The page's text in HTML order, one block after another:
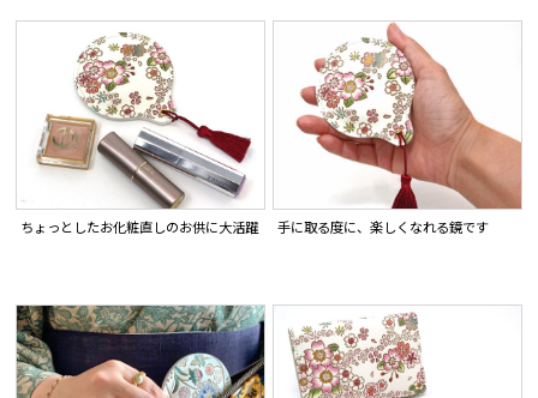
ちょっとしたお化粧直しのお供に大活躍 手に取る度に、楽しくなれる鏡です